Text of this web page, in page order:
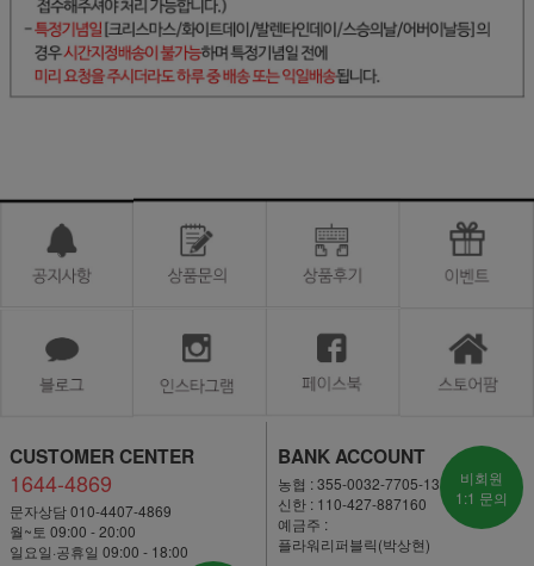
CUSTOMER CENTER
1644-4869
문자상담 010-4407-4869
월~토 09:00 - 20:00
일요일·공휴일 09:00 - 18:00
BANK ACCOUNT
농협 : 355-0032-7705-13
신한 : 110-427-887160
예금주 :
플라워리퍼블릭(박상현)
비회원
1:1 문의